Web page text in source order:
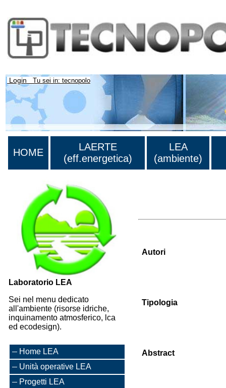
Login Tu sei in: tecnopolo
HOME
LAERTE
(eff.energetica)
LEA
(ambiente)
Laboratorio LEA
Sei nel menu dedicato
all'ambiente (risorse idriche,
inquinamento atmosferico, lca
ed ecodesign).
Home LEA
Unità operative LEA
Progetti LEA
Autori
Tipologia
Abstract